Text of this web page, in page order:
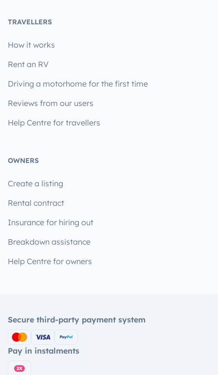
TRAVELLERS
How it works
Rent an RV
Driving a motorhome for the first time
Reviews from our users
Help Centre for travellers
OWNERS
Create a listing
Rental contract
Insurance for hiring out
Breakdown assistance
Help Centre for owners
Secure third-party payment system
Pay in instalments